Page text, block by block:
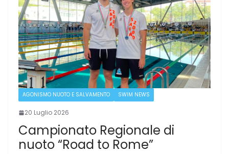
AGONISMO NUOTO E SALVAMENTO SWIM NEWS
20 Luglio 2026
Campionato Regionale di
nuoto “Road to Rome”